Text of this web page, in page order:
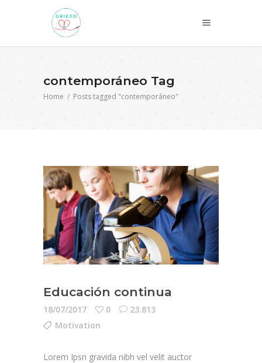
contemporáneo Tag
Home / Posts tagged "contemporáneo"
Educación continua
18/07/2017 0
23.813
Motivation
Lorem Ipsn gravida nibh vel velit auctor